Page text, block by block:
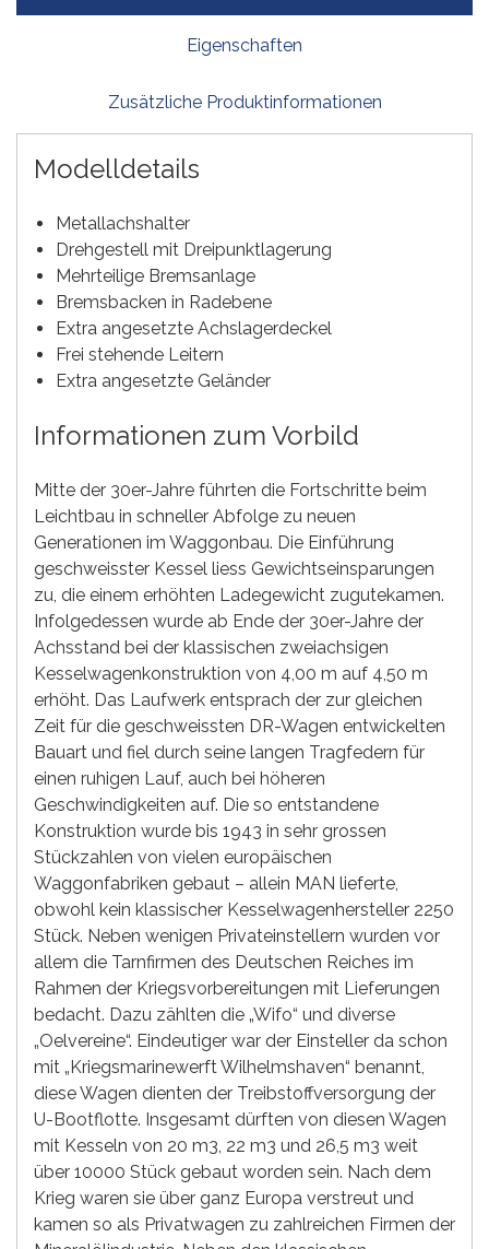
Eigenschaften
Zusätzliche Produktinformationen
Modelldetails
Metallachshalter
Drehgestell mit Dreipunktlagerung
Mehrteilige Bremsanlage
Bremsbacken in Radebene
Extra angesetzte Achslagerdeckel
Frei stehende Leitern
Extra angesetzte Geländer
Informationen zum Vorbild
Mitte der 30er-Jahre führten die Fortschritte beim
Leichtbau in schneller Abfolge zu neuen
Generationen im Waggonbau. Die Einführung
geschweisster Kessel liess Gewichtseinsparungen
zu, die einem erhöhten Ladegewicht zugutekamen.
Infolgedessen wurde ab Ende der 30er-Jahre der
Achsstand bei der klassischen zweiachsigen
Kesselwagenkonstruktion von 4,00 m auf 4,50 m
erhöht. Das Laufwerk entsprach der zur gleichen
Zeit für die geschweissten DR-Wagen entwickelten
Bauart und fiel durch seine langen Tragfedern für
einen ruhigen Lauf, auch bei höheren
Geschwindigkeiten auf. Die so entstandene
Konstruktion wurde bis 1943 in sehr grossen
Stückzahlen von vielen europäischen
Waggonfabriken gebaut – allein MAN lieferte,
obwohl kein klassischer Kesselwagenhersteller 2250
Stück. Neben wenigen Privateinstellern wurden vor
allem die Tarnfirmen des Deutschen Reiches im
Rahmen der Kriegsvorbereitungen mit Lieferungen
bedacht. Dazu zählten die „Wifo“ und diverse
„Oelvereine“. Eindeutiger war der Einsteller da schon
mit „Kriegsmarinewerft Wilhelmshaven“ benannt,
diese Wagen dienten der Treibstoffversorgung der
U-Bootflotte. Insgesamt dürften von diesen Wagen
mit Kesseln von 20 m3, 22 m3 und 26,5 m3 weit
über 10000 Stück gebaut worden sein. Nach dem
Krieg waren sie über ganz Europa verstreut und
kamen so als Privatwagen zu zahlreichen Firmen der